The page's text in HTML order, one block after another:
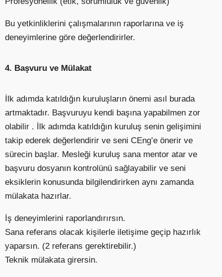
Bu yetkinliklerini çalışmalarının raporlarına ve iş
deneyimlerine göre değerlendirirler.
4. Başvuru ve Mülakat
İlk adımda katıldığın kuruluşların önemi asıl burada
artmaktadır. Başvuruyu kendi başına yapabilmen zor
olabilir . İlk adımda katıldığın kuruluş senin gelişimini
takip ederek değerlendirir ve seni CEng’e önerir ve
sürecin başlar. Mesleği kuruluş sana mentor atar ve
başvuru dosyanın kontrolünü sağlayabilir ve seni
eksiklerin konusunda bilgilendirirken aynı zamanda
mülakata hazırlar.
İş deneyimlerini raporlandırırsın.
Sana referans olacak kişilerle iletişime geçip hazırlık
yaparsın. (2 referans gerektirebilir.)
Teknik mülakata girersin.